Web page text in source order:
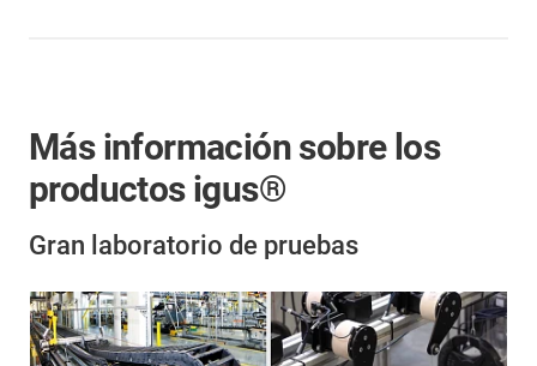
Más información sobre los
productos igus®
Gran laboratorio de pruebas